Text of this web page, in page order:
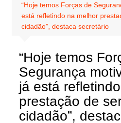
“Hoje temos Forças de
está refletindo na melhor
cidadão”, destaca secretário
“Hoje temos
Segurança
já está
prestação de
cidadão”,